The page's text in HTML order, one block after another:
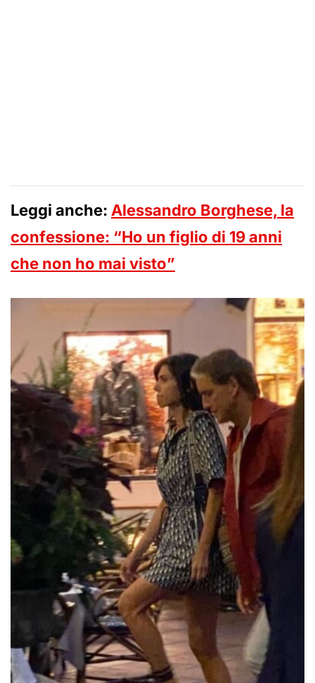
Leggi anche: Alessandro Borghese, la
confessione: “Ho un figlio di 19 anni
che non ho mai visto”